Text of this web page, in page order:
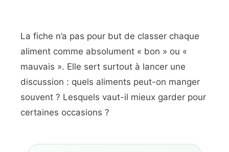
La fiche n’a pas pour but de classer chaque
aliment comme absolument « bon » ou «
mauvais ». Elle sert surtout à lancer une
discussion : quels aliments peut-on manger
souvent ? Lesquels vaut-il mieux garder pour
certaines occasions ?